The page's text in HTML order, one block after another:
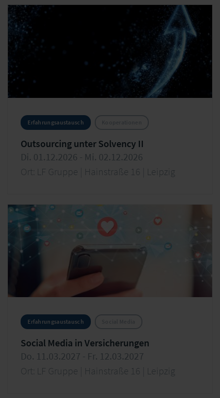
Erfahrungsaustausch
Outsourcing unter Solvency II
Di. 01.12.2026 - Mi. 02.12.2026
Ort: LF Gruppe | Hainstraße 16 | Leipzig
Erfahrungsaustausch
Social Media in Versicherungen
Do. 11.03.2027 - Fr. 12.03.2027
Ort: LF Gruppe | Hainstraße 16 | Leipzig